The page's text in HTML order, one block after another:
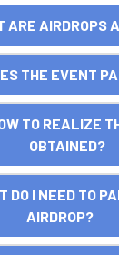
THE EVENT
TO REALIZE
I NEED TO